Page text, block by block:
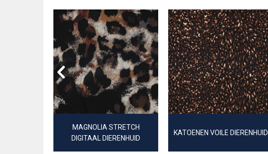
MAGNOLIA STRETCH
DIGITAAL DIERENHUID
KATOENEN VOILE DIERENHUID